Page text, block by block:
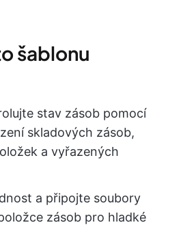
šablonu
stav zásob pomocí
skladových zásob,
a vyřazených
a připojte soubory
zásob pro hladké